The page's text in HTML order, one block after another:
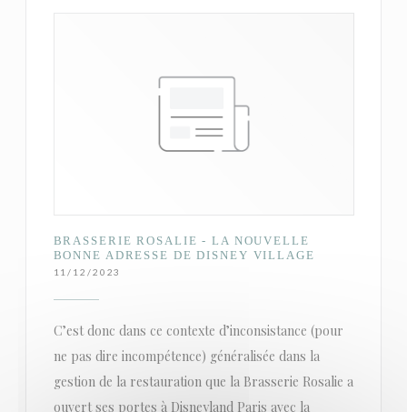
BRASSERIE ROSALIE - LA NOUVELLE
BONNE ADRESSE DE DISNEY VILLAGE
11/12/2023
C’est donc dans ce contexte d’inconsistance (pour
ne pas dire incompétence) généralisée dans la
gestion de la restauration que la Brasserie Rosalie a
ouvert ses portes à Disneyland Paris avec la